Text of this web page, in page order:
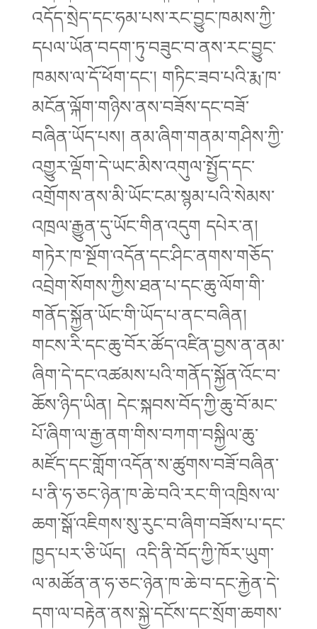
འདོད་སྲེད་དང་ཧམ་པས་རང་བྱུང་ཁམས་ཀྱི་
དཔལ་ཡོན་བདག་ཏུ་བཟུང་བ་ནས་རང་བྱུང་
ཁམས་ལ་དོ་ཕོག་དང་། གཏིང་ཟབ་པའི་རྨ་ཁ་
མངོན་ལྐོག་གཉིས་ནས་བཟོས་དང་བཟོ་
བཞིན་ཡོད་པས། ནམ་ཞིག་གནམ་གཤིས་ཀྱི་
འགྱུར་ལྡོག་དེ་ཡང་མིས་འགུལ་སྤྱོད་དང་
འགྲོགས་ནས་མི་ཡོང་ངམ་སྙམ་པའི་སེམས་
འཁྲལ་རྒྱུན་དུ་ཡོང་གིན་འདུག དཔེར་ན།
གཏེར་ཁ་སྔོག་འདོན་དང་ཤིང་ནགས་གཅོད་
འབྲེག་སོགས་ཀྱིས་ཐན་པ་དང་ཆུ་ལོག་གི་
གནོད་སྐྱོན་ཡོང་གི་ཡོད་པ་ནང་བཞིན།
གངས་རི་དང་ཆུ་བོར་ཚོད་འཛིན་བྱས་ན་ནམ་
ཞིག་དེ་དང་འཚམས་པའི་གནོད་སྐྱོན་འོང་བ་
ཆོས་ཉིད་ཡིན། དེང་སྐབས་བོད་ཀྱི་ཆུ་བོ་མང་
པོ་ཞིག་ལ་རྒྱ་ནག་གིས་བཀག་བསྐྱིལ་ཆུ་
མཛོད་དང་གློག་འདོན་ས་ཚུགས་བཟོ་བཞིན་
པ་ནི་ཧ་ཅང་ཉེན་ཁ་ཆེ་བའི་རང་གི་འཁྲིས་ལ་
ཆག་སྒོ་འཇིགས་སུ་རུང་བ་ཞིག་བཟོས་པ་དང་
ཁྱད་པར་ཅི་ཡོད། འདི་ནི་བོད་ཀྱི་ཁོར་ཡུག་
ལ་མཚོན་ན་ཧ་ཅང་ཉེན་ཁ་ཆེ་བ་དང་རྐྱེན་དེ་
དག་ལ་བརྟེན་ནས་སྐྱེ་དངོས་དང་སྲོག་ཆགས་